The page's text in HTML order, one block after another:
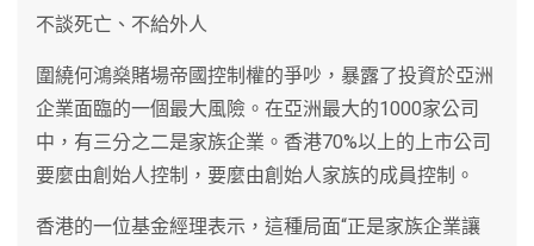
不談死亡、不給外人
圍繞何鴻燊賭場帝國控制權的爭吵，暴露了投資於亞洲
企業面臨的一個最大風險。在亞洲最大的1000家公司
中，有三分之二是家族企業。香港70%以上的上市公司
要麼由創始人控制，要麼由創始人家族的成員控制。
香港的一位基金經理表示，這種局面“正是家族企業讓